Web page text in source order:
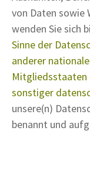
von Daten sowie
wenden Sie sich
Sinne der
anderer
Mitgliedsstaaten
sonstiger
unsere(n)
benannt und